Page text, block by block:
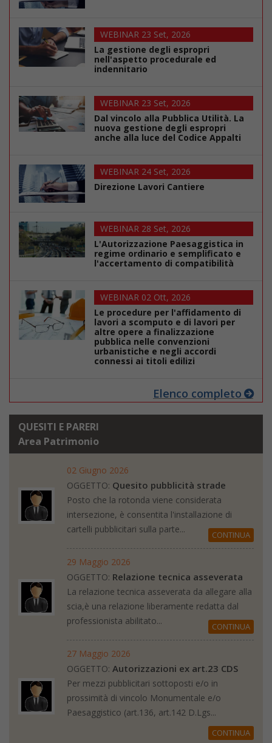
WEBINAR 23 Set, 2026
La gestione degli espropri
nell'aspetto procedurale ed
indennitario
WEBINAR 23 Set, 2026
Dal vincolo alla Pubblica Utilità. La
nuova gestione degli espropri
anche alla luce del Codice Appalti
WEBINAR 24 Set, 2026
Direzione Lavori Cantiere
WEBINAR 28 Set, 2026
L'Autorizzazione Paesaggistica in
regime ordinario e semplificato e
l'accertamento di compatibilità
WEBINAR 02 Ott, 2026
Le procedure per l'affidamento di
lavori a scomputo e di lavori per
altre opere a finalizzazione
pubblica nelle convenzioni
urbanistiche e negli accordi
connessi ai titoli edilizi
Elenco completo
QUESITI E PARERI
Area Patrimonio
02 Giugno 2026
OGGETTO: Quesito pubblicità strade
Posto che la rotonda viene considerata
intersezione, è consentita l'installazione di
cartelli pubblicitari sulla parte...
CONTINUA
29 Maggio 2026
OGGETTO: Relazione tecnica asseverata
La relazione tecnica asseverata da allegare alla
scia,è una relazione liberamente redatta dal
professionista abilitato...
CONTINUA
27 Maggio 2026
OGGETTO: Autorizzazioni ex art.23 CDS
Per mezzi pubblicitari sottoposti e/o in
prossimità di vincolo Monumentale e/o
Paesaggistico (art.136, art.142 D.Lgs...
CONTINUA